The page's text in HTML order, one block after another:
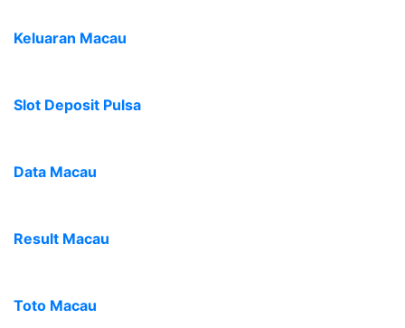
Keluaran Macau
Slot Deposit Pulsa
Data Macau
Result Macau
Toto Macau